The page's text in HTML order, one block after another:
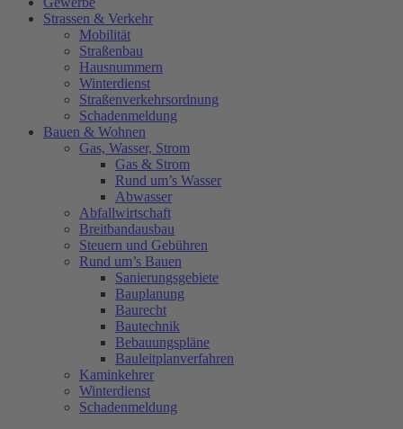
Strassen & Verkehr
Mobilität
Straßenbau
Hausnummern
Winterdienst
Straßenverkehrsordnung
Schadenmeldung
Bauen & Wohnen
Gas, Wasser, Strom
Gas & Strom
Rund um’s Wasser
Abwasser
Abfallwirtschaft
Breitbandausbau
Steuern und Gebühren
Rund um’s Bauen
Sanierungsgebiete
Bauplanung
Baurecht
Bautechnik
Bebauungspläne
Bauleitplanverfahren
Kaminkehrer
Winterdienst
Schadenmeldung